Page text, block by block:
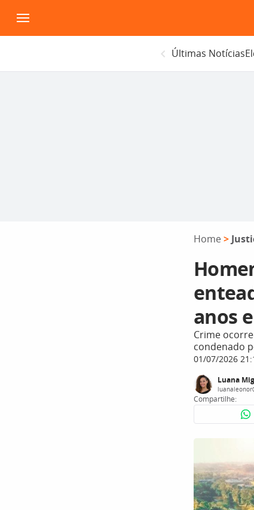
para
o
Últimas Notícias
Home >
anos
Crime
condenado
01/07/2026
Luana
Compartilhe: